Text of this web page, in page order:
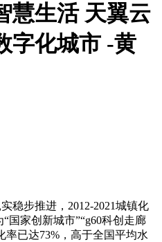
慧生活 天翼云
字化城市 -黄
稳步推进，2012-2021城镇化
国家创新城市”“g60科创走廊
率已达73%，高于全国平均水